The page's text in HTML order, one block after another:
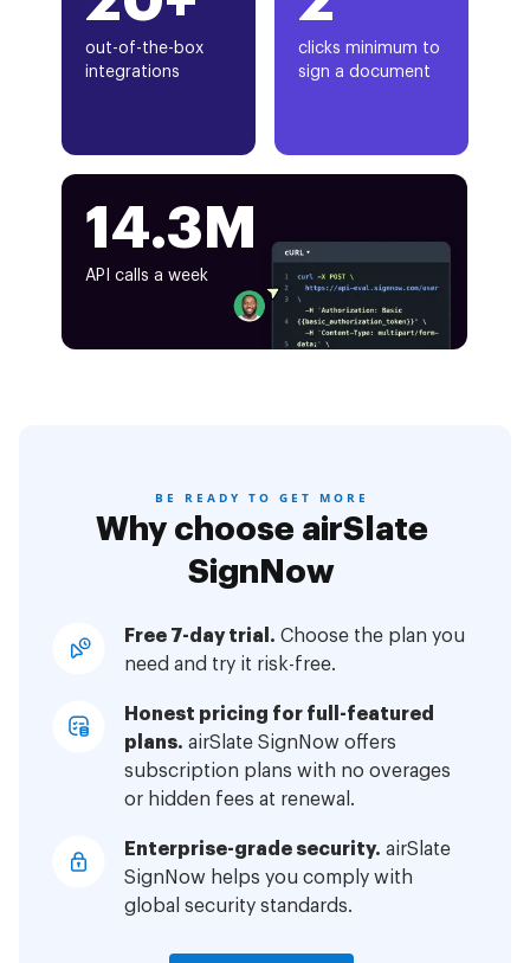
out-of-the-box
integrations
clicks minimum to
sign a document
14.3M
API calls a week
BE READY TO GET MORE
Why choose airSlate
SignNow
Free 7-day trial. Choose the plan you
need and try it risk-free.
Honest pricing for full-featured
plans. airSlate SignNow offers
subscription plans with no overages
or hidden fees at renewal.
Enterprise-grade security. airSlate
SignNow helps you comply with
global security standards.